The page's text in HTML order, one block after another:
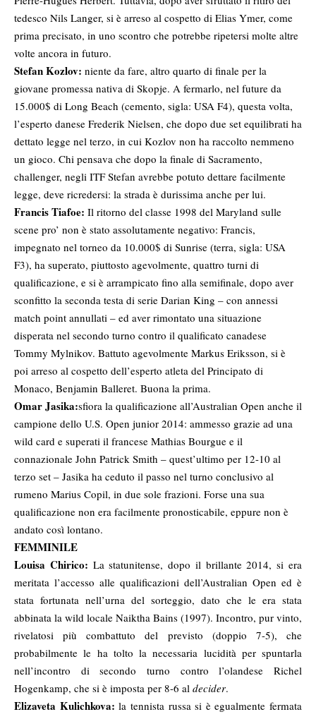
tedesco Nils Langer, si è arreso al cospetto di Elias Ymer, come
prima precisato, in uno scontro che potrebbe ripetersi molte altre
volte ancora in futuro.
Stefan Kozlov: niente da fare, altro quarto di finale per la
giovane promessa nativa di Skopje. A fermarlo, nel future da
15.000$ di Long Beach (cemento, sigla: USA F4), questa volta,
l’esperto danese Frederik Nielsen, che dopo due set equilibrati ha
dettato legge nel terzo, in cui Kozlov non ha raccolto nemmeno
un gioco. Chi pensava che dopo la finale di Sacramento,
challenger, negli ITF Stefan avrebbe potuto dettare facilmente
legge, deve ricredersi: la strada è durissima anche per lui.
Francis Tiafoe: Il ritorno del classe 1998 del Maryland sulle
scene pro’ non è stato assolutamente negativo: Francis,
impegnato nel torneo da 10.000$ di Sunrise (terra, sigla: USA
F3), ha superato, piuttosto agevolmente, quattro turni di
qualificazione, e si è arrampicato fino alla semifinale, dopo aver
sconfitto la seconda testa di serie Darian King – con annessi
match point annullati – ed aver rimontato una situazione
disperata nel secondo turno contro il qualificato canadese
Tommy Mylnikov. Battuto agevolmente Markus Eriksson, si è
poi arreso al cospetto dell’esperto atleta del Principato di
Monaco, Benjamin Balleret. Buona la prima.
Omar Jasika:sfiora la qualificazione all’Australian Open anche il
campione dello U.S. Open junior 2014: ammesso grazie ad una
wild card e superati il francese Mathias Bourgue e il
connazionale John Patrick Smith – quest’ultimo per 12-10 al
terzo set – Jasika ha ceduto il passo nel turno conclusivo al
rumeno Marius Copil, in due sole frazioni. Forse una sua
qualificazione non era facilmente pronosticabile, eppure non è
andato così lontano.
FEMMINILE
Louisa Chirico: La statunitense, dopo il brillante 2014, si era
meritata l’accesso alle qualificazioni dell’Australian Open ed è
stata fortunata nell’urna del sorteggio, dato che le era stata
abbinata la wild locale Naiktha Bains (1997). Incontro, pur vinto,
rivelatosi più combattuto del previsto (doppio 7-5), che
probabilmente le ha tolto la necessaria lucidità per spuntarla
nell’incontro di secondo turno contro l’olandese Richel
Hogenkamp, che si è imposta per 8-6 al decider.
Elizaveta Kulichkova:la tennista russa si è egualmente fermata